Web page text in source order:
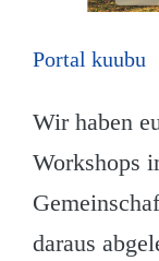
Portal kuubu
Wir haben
Workshops
daraus